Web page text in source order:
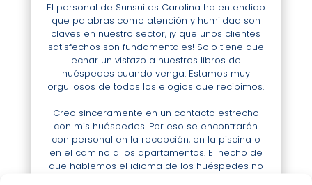
El personal de Sunsuites Carolina ha entendido
que palabras como atención y humildad son
claves en nuestro sector, ¡y que unos clientes
satisfechos son fundamentales! Solo tiene que
echar un vistazo a nuestros libros de
huéspedes cuando venga. Estamos muy
orgullosos de todos los elogios que recibimos.
Creo sinceramente en un contacto estrecho
con mis huéspedes. Por eso se encontrarán
con personal en la recepción, en la piscina o
en el camino a los apartamentos. El hecho de
que hablemos el idioma de los huéspedes no